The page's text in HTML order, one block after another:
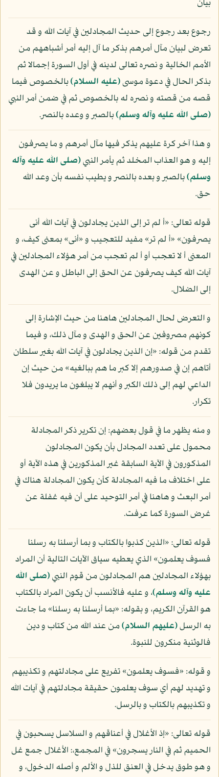
بيان
رجوع بعد رجوع إلى حديث المجادلين في آيات الله و قد
تعرض لبيان مآل أمرهم بذكر ما آل إليه أمر أشباههم من
الأمم الخالية و نصره تعالى لدينه في أول السورة إجمالا ثم
بذكر الحال في دعوة موسى(عليه السلام)بالخصوص فيما
قصه من قصته و نصره له بالخصوص ثم في ضمن أمر النبي
(صلى الله عليه وآله وسلم)بالصبر و وعده بالنصر.
و هذا آخر كرة عليهم يذكر فيها مآل أمرهم و ما يصرفون
إليه و هو العذاب المخلد ثم يأمر النبي(صلى الله عليه وآله
وسلم)بالصبر و بعده بالنصر و يطيب نفسه بأن وعد الله
حق.
قوله تعالى: «أ لم تر إلى الذين يجادلون في آيات الله أنى
يصرفون» «أ لم تر» مفيد للتعجيب و «أنى» بمعنى كيف، و
المعنى أ لا تعجب أو أ لم تعجب من أمر هؤلاء المجادلين في
آيات الله كيف يصرفون عن الحق إلى الباطل و عن الهدى
إلى الضلال.
و التعرض لحال المجادلين هاهنا من حيث الإشارة إلى
كونهم مصروفين عن الحق و الهدى و مآل ذلك، و فيما
تقدم من قوله: «إن الذين يجادلون في آيات الله بغير سلطان
أتاهم إن في صدورهم إلا كبر ما هم ببالغيه» من حيث إن
الداعي لهم إلى ذلك الكبر و أنهم لا يبلغون ما يريدون فلا
تكرار.
و منه يظهر ما في قول بعضهم: إن تكرير ذكر المجادلة
محمول على تعدد المجادل بأن يكون المجادلون
المذكورون في الآية السابقة غير المذكورين في هذه الآية أو
على اختلاف ما فيه المجادلة كأن يكون المجادلة هناك في
أمر البعث و هاهنا في أمر التوحيد على أن فيه غفلة عن
غرض السورة كما عرفت.
قوله تعالى: «الذين كذبوا بالكتاب و بما أرسلنا به رسلنا
فسوف يعلمون» الذي يعطيه سياق الآيات التالية أن المراد
بهؤلاء المجادلين هم المجادلون من قوم النبي(صلى الله
عليه وآله وسلم)، و عليه فالأنسب أن يكون المراد بالكتاب
هو القرآن الكريم، و بقوله: «بما أرسلنا به رسلنا» ما جاءت
به الرسل(عليهم السلام)من عند الله من كتاب و دين
فالوثنية منكرون للنبوة.
و قوله: «فسوف يعلمون» تفريع على مجادلتهم و تكذيبهم
و تهديد لهم أي سوف يعلمون حقيقة مجادلتهم في آيات الله
و تكذيبهم بالكتاب و بالرسل.
قوله تعالى: «إذ الأغلال في أعناقهم و السلاسل يسحبون في
الحميم ثم في النار يسجرون» في المجمع،: الأغلال جمع غل
و هو طوق يدخل في العنق للذل و الألم و أصله الدخول، و